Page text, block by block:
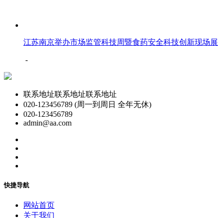
江苏南京举办市场监管科技周暨食药安全科技创新现场
-
联系地址联系地址联系地址
020-123456789 (周一到周日 全年无休)
020-123456789
admin@aa.com
快捷导航
网站首页
关于我们